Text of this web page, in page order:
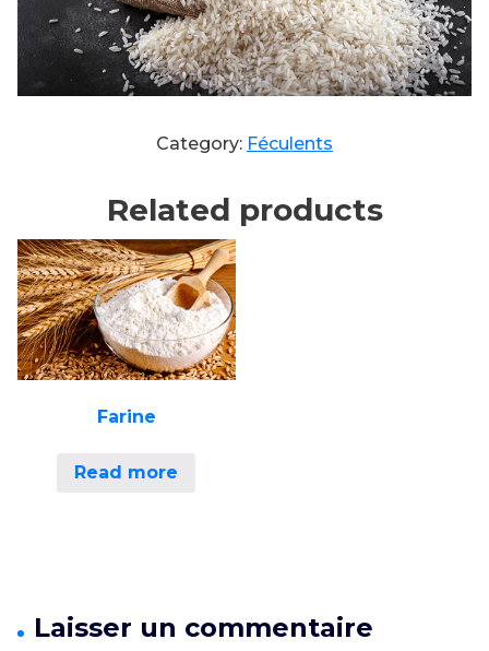
Category: Féculents
Related products
Farine
Read more
Laisser un commentaire